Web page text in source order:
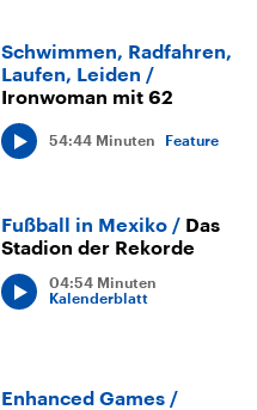
Schwimmen, Radfahren,
Laufen, Leiden
Ironwoman mit 62
54:44 Minuten Feature
Fußball in Mexiko
Das
Stadion der Rekorde
04:54 Minuten
Kalenderblatt
Enhanced Games